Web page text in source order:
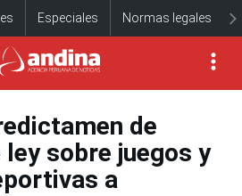
Especiales Normas legales
de
sobre juegos y
a